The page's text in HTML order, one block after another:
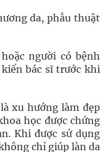
da, phẫu thuật
người có bệnh
bác sĩ trước khi
xu hướng làm đẹp
học được chứng
Khi được sử dụng
chỉ giúp làn da